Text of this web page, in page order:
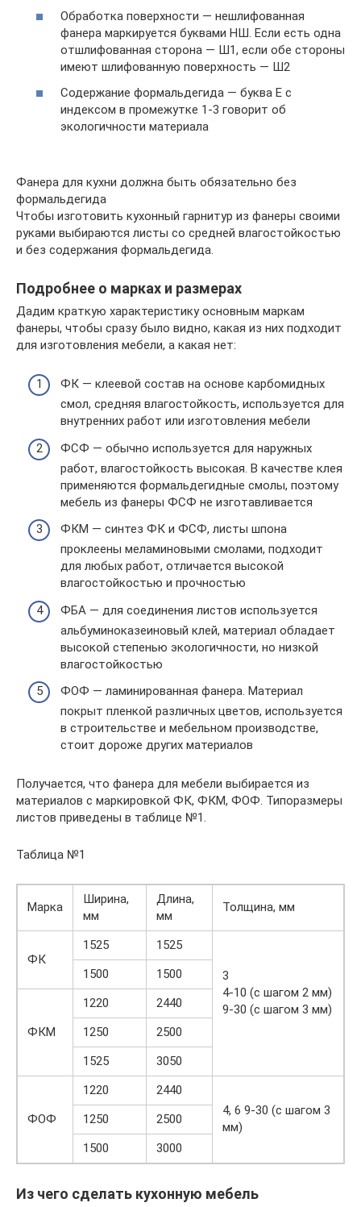
Обработка поверхности — нешлифованная
фанера маркируется буквами НШ. Если есть одна
отшлифованная сторона — Ш1, если обе стороны
имеют шлифованную поверхность — Ш2
Содержание формальдегида — буква Е с
индексом в промежутке 1-3 говорит об
экологичности материала
Фанера для кухни должна быть обязательно без
формальдегида
Чтобы изготовить кухонный гарнитур из фанеры своими
руками выбираются листы со средней влагостойкостью
и без содержания формальдегида.
Подробнее о марках и размерах
Дадим краткую характеристику основным маркам
фанеры, чтобы сразу было видно, какая из них подходит
для изготовления мебели, а какая нет:
ФК — клеевой состав на основе карбомидных
смол, средняя влагостойкость, используется для
внутренних работ или изготовления мебели
ФСФ — обычно используется для наружных
работ, влагостойкость высокая. В качестве клея
применяются формальдегидные смолы, поэтому
мебель из фанеры ФСФ не изготавливается
ФКМ — синтез ФК и ФСФ, листы шпона
проклеены меламиновыми смолами, подходит
для любых работ, отличается высокой
влагостойкостью и прочностью
ФБА — для соединения листов используется
альбуминоказеиновый клей, материал обладает
высокой степенью экологичности, но низкой
влагостойкостью
ФОФ — ламинированная фанера. Материал
покрыт пленкой различных цветов, используется
в строительстве и мебельном производстве,
стоит дороже других материалов
Получается, что фанера для мебели выбирается из
материалов с маркировкой ФК, ФКМ, ФОФ. Типоразмеры
листов приведены в таблице №1.
Таблица №1
Марка
Ширина,
мм
Длина,
мм
Толщина, мм
ФК
1525 1525
3
4-10 (с шагом 2 мм)
9-30 (с шагом 3 мм)
1500 1500
ФКМ
1220
2440
1250
2500
1525
3050
ФОФ
1220
2440
4, 6 9-30 (с шагом 3
мм)
1250
2500
1500
3000
Из чего сделать кухонную мебель